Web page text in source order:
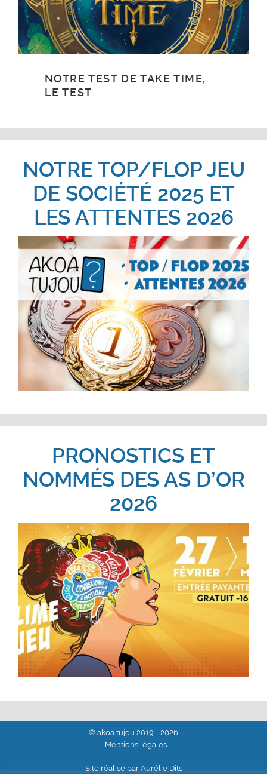
NOTRE TEST DE TAKE TIME,
LE TEST
NOTRE TOP/FLOP JEU
DE SOCIÉTÉ 2025 ET
LES ATTENTES 2026
PRONOSTICS ET
NOMMÉS DES AS D’OR
2026
© akoa tujou 2019 - 2026
- Mentions légales
Site réalisé par Aurélie Dits